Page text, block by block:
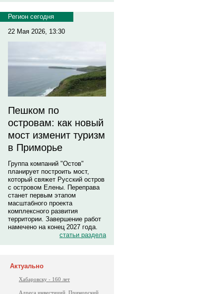
Регион сегодня
22 Мая 2026, 13:30
Пешком по
островам: как новый
мост изменит туризм
в Приморье
Группа компаний "Остов"
планирует построить мост,
который свяжет Русский остров
с островом Елены. Переправа
станет первым этапом
масштабного проекта
комплексного развития
территории. Завершение работ
намечено на конец 2027 года.
статьи раздела
Актуально
Хабаровску - 160 лет
Адреса инвестиций. Приморский